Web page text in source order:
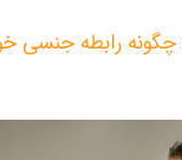
چگونه رابطه جنسی